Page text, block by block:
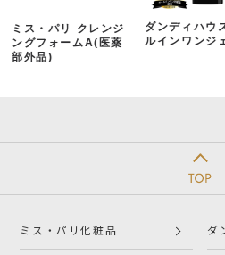
ミス・パリ クレンジ
ングフォームA(医薬
部外品)
ダンディハ
ルインワンジ
ミス・パリ化粧品 ダ